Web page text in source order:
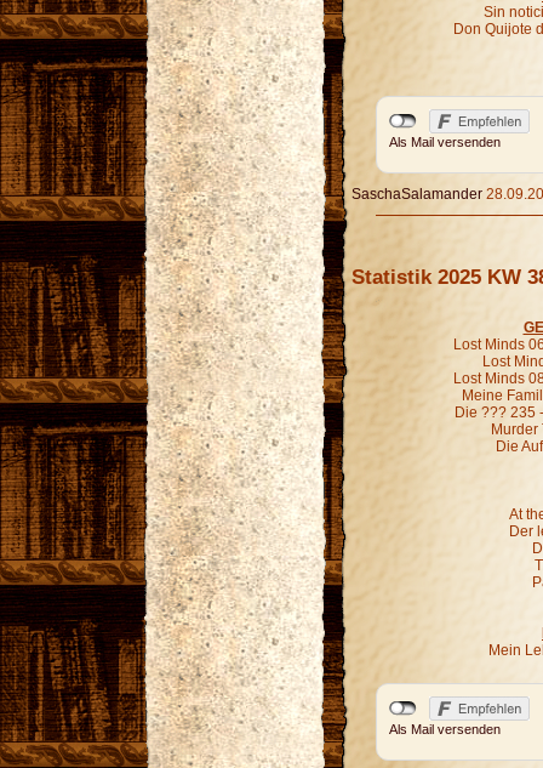
Sin
Don Quijote
Als Mail versenden
SaschaSalamander
Statistik 2025 KW
Lost Minds
Lost
Lost Minds
Meine
Die ??? 235
Murder
Die
At
Der
Mein
Als Mail versenden